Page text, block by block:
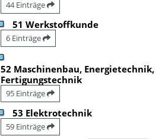
44 Einträge
51 Werkstoffkunde
6 Einträge
52 Maschinenbau, Energietechnik,
Fertigungstechnik
95 Einträge
53 Elektrotechnik
59 Einträge